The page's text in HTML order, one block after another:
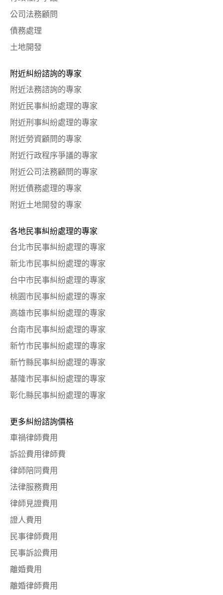
公司法務顧問
債務處理
土地開發
附近糾紛諮詢的專家
附近法務諮詢的專家
附近民事糾紛處理的專家
附近刑事糾紛處理的專家
附近勞資顧問的專家
附近行政程序爭議的專家
附近公司法務顧問的專家
附近債務處理的專家
附近土地開發的專家
各地民事糾紛處理的專家
台北市民事糾紛處理的專家
新北市民事糾紛處理的專家
台中市民事糾紛處理的專家
桃園市民事糾紛處理的專家
高雄市民事糾紛處理的專家
台南市民事糾紛處理的專家
新竹市民事糾紛處理的專家
新竹縣民事糾紛處理的專家
基隆市民事糾紛處理的專家
彰化縣民事糾紛處理的專家
更多糾紛諮詢價格
車禍律師費用
訴訟費用律師費
律師陪同費用
法律服務費用
律師見證費用
證人費用
民事律師費用
民事訴訟費用
離婚費用
離婚律師費用